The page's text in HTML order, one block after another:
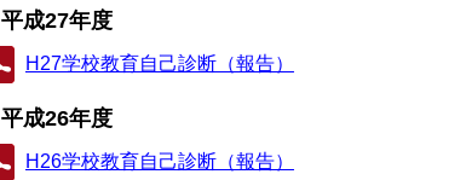
平成27年度
H27学校教育自己診断（報告）
平成26年度
H26学校教育自己診断（報告）